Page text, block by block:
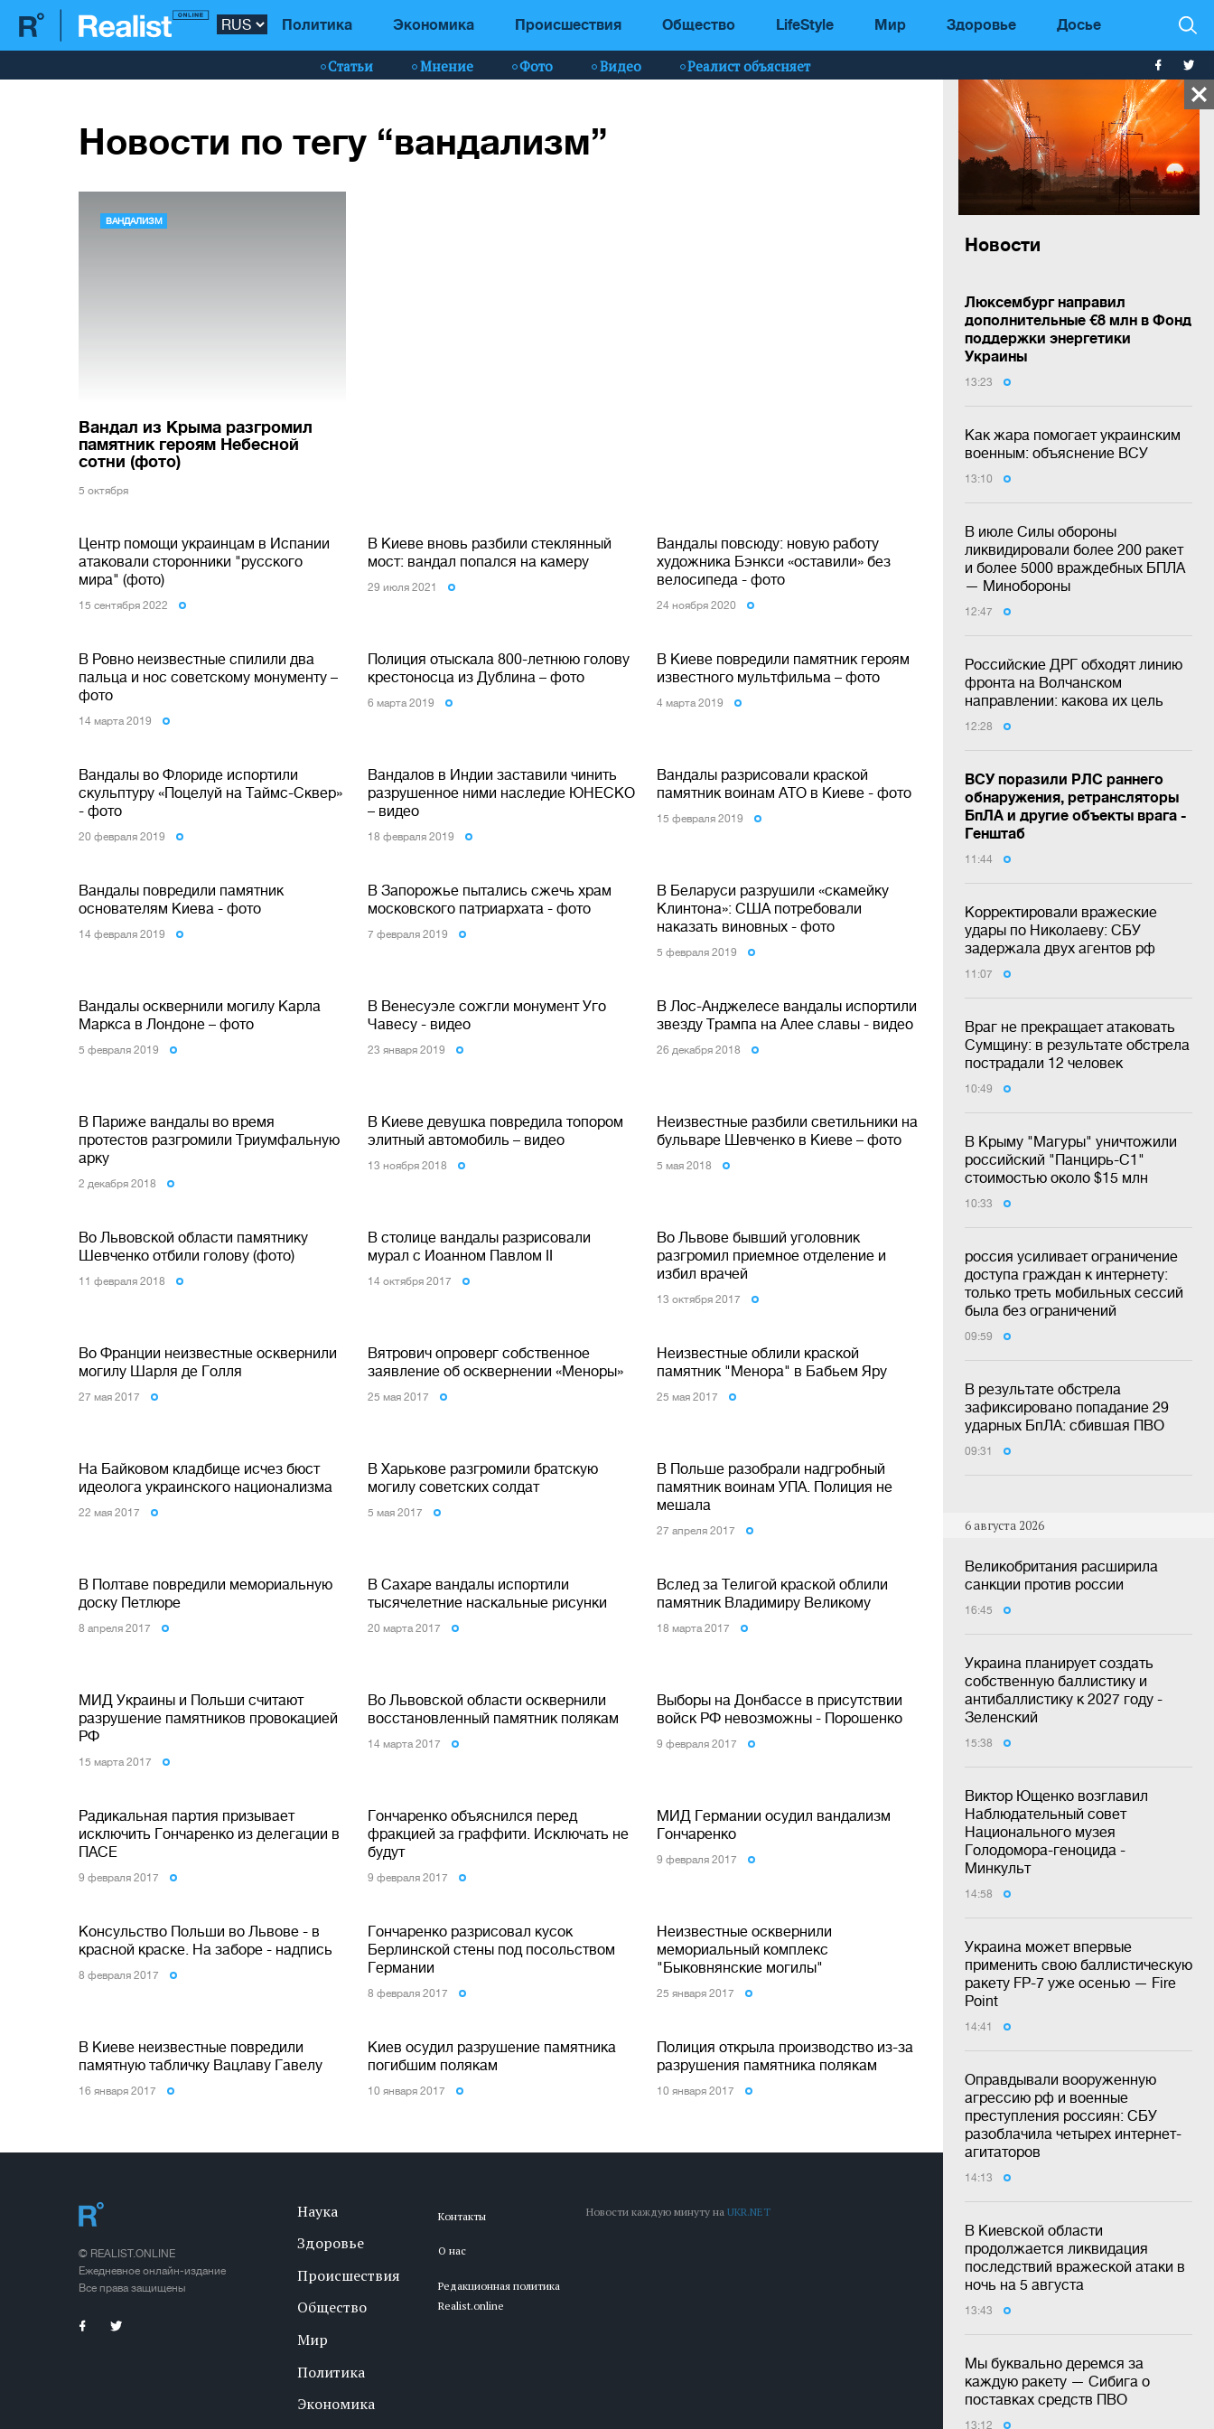
Политика Экономика Происшествия Общество LifeStyle Мир Здоровье Досье
Статьи Мнение Фото Видео Реалист объясняет
Новости
Люксембург направил
дополнительные €8 млн в Фонд
поддержки энергетики
Украины
13:23
Как жара помогает украинским
военным: объяснение ВСУ
13:10
В июле Силы обороны
ликвидировали более 200 ракет
и более 5000 враждебных БПЛА
— Минобороны
12:47
Российские ДРГ обходят линию
фронта на Волчанском
направлении: какова их цель
12:28
ВСУ поразили РЛС раннего
обнаружения, ретрансляторы
БпЛА и другие объекты врага -
Генштаб
11:44
Корректировали вражеские
удары по Николаеву: СБУ
задержала двух агентов рф
11:07
Враг не прекращает атаковать
Сумщину: в результате обстрела
пострадали 12 человек
10:49
В Крыму "Магуры" уничтожили
российский "Панцирь-С1"
стоимостью около $15 млн
10:33
россия усиливает ограничение
доступа граждан к интернету:
только треть мобильных сессий
была без ограничений
09:59
В результате обстрела
зафиксировано попадание 29
ударных БпЛА: сбившая ПВО
09:31
6 августа 2026
Великобритания расширила
санкции против россии
16:45
Украина планирует создать
собственную баллистику и
антибаллистику к 2027 году -
Зеленский
15:38
Виктор Ющенко возглавил
Наблюдательный совет
Национального музея
Голодомора-геноцида -
Минкульт
14:58
Украина может впервые
применить свою баллистическую
ракету FP-7 уже осенью — Fire
Point
14:41
Оправдывали вооруженную
агрессию рф и военные
преступления россиян: СБУ
разоблачила четырех интернет-
агитаторов
14:13
В Киевской области
продолжается ликвидация
последствий вражеской атаки в
ночь на 5 августа
13:43
Мы буквально деремся за
каждую ракету — Сибига о
поставках средств ПВО
13:12
Новости по тегу “вандализм”
ВАНДАЛИЗМ
Вандал из Крыма разгромил
памятник героям Небесной
сотни (фото)
5 октября
Центр помощи украинцам в Испании
атаковали сторонники "русского
мира" (фото)
15 сентября 2022
В Киеве вновь разбили стеклянный
мост: вандал попался на камеру
29 июля 2021
Вандалы повсюду: новую работу
художника Бэнкси «оставили» без
велосипеда - фото
24 ноября 2020
В Ровно неизвестные спилили два
пальца и нос советскому монументу –
фото
14 марта 2019
Полиция отыскала 800-летнюю голову
крестоносца из Дублина – фото
6 марта 2019
В Киеве повредили памятник героям
известного мультфильма – фото
4 марта 2019
Вандалы во Флориде испортили
скульптуру «Поцелуй на Таймс-Сквер»
- фото
20 февраля 2019
Вандалов в Индии заставили чинить
разрушенное ними наследие ЮНЕСКО
– видео
18 февраля 2019
Вандалы разрисовали краской
памятник воинам АТО в Киеве - фото
15 февраля 2019
Вандалы повредили памятник
основателям Киева - фото
14 февраля 2019
В Запорожье пытались сжечь храм
московского патриархата - фото
7 февраля 2019
В Беларуси разрушили «скамейку
Клинтона»: США потребовали
наказать виновных - фото
5 февраля 2019
Вандалы осквернили могилу Карла
Маркса в Лондоне – фото
5 февраля 2019
В Венесуэле сожгли монумент Уго
Чавесу - видео
23 января 2019
В Лос-Анджелесе вандалы испортили
звезду Трампа на Алее славы - видео
26 декабря 2018
В Париже вандалы во время
протестов разгромили Триумфальную
арку
2 декабря 2018
В Киеве девушка повредила топором
элитный автомобиль – видео
13 ноября 2018
Неизвестные разбили светильники на
бульваре Шевченко в Киеве – фото
5 мая 2018
Во Львовской области памятнику
Шевченко отбили голову (фото)
11 февраля 2018
В столице вандалы разрисовали
мурал с Иоанном Павлом ІІ
14 октября 2017
Во Львове бывший уголовник
разгромил приемное отделение и
избил врачей
13 октября 2017
Во Франции неизвестные осквернили
могилу Шарля де Голля
27 мая 2017
Вятрович опроверг собственное
заявление об осквернении «Меноры»
25 мая 2017
Неизвестные облили краской
памятник "Менора" в Бабьем Яру
25 мая 2017
На Байковом кладбище исчез бюст
идеолога украинского национализма
22 мая 2017
В Харькове разгромили братскую
могилу советских солдат
5 мая 2017
В Польше разобрали надгробный
памятник воинам УПА. Полиция не
мешала
27 апреля 2017
В Полтаве повредили мемориальную
доску Петлюре
8 апреля 2017
В Сахаре вандалы испортили
тысячелетние наскальные рисунки
20 марта 2017
Вслед за Телигой краской облили
памятник Владимиру Великому
18 марта 2017
МИД Украины и Польши считают
разрушение памятников провокацией
РФ
15 марта 2017
Во Львовской области осквернили
восстановленный памятник полякам
14 марта 2017
Выборы на Донбассе в присутствии
войск РФ невозможны - Порошенко
9 февраля 2017
Радикальная партия призывает
исключить Гончаренко из делегации в
ПАСЕ
9 февраля 2017
Гончаренко объяснился перед
фракцией за граффити. Исключать не
будут
9 февраля 2017
МИД Германии осудил вандализм
Гончаренко
9 февраля 2017
Консульство Польши во Львове - в
красной краске. На заборе - надпись
8 февраля 2017
Гончаренко разрисовал кусок
Берлинской стены под посольством
Германии
8 февраля 2017
Неизвестные осквернили
мемориальный комплекс
"Быковнянские могилы"
25 января 2017
В Киеве неизвестные повредили
памятную табличку Вацлаву Гавелу
16 января 2017
Киев осудил разрушение памятника
погибшим полякам
10 января 2017
Полиция открыла производство из-за
разрушения памятника полякам
10 января 2017
© REALIST.ONLINE
Ежедневное онлайн-издание
Все права защищены
Наука
Здоровье
Происшествия
Общество
Мир
Политика
Экономика
Контакты
О нас
Редакционная политика
Realist.online
Новости каждую минуту наUKR.NET